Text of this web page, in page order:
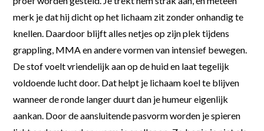
merk je dat hij dicht op het lichaam zit zonder onhandig te
knellen. Daardoor blijft alles netjes op zijn plek tijdens
grappling, MMA en andere vormen van intensief bewegen.
De stof voelt vriendelijk aan op de huid en laat tegelijk
voldoende lucht door. Dat helpt je lichaam koel te blijven
wanneer de ronde langer duurt dan je humeur eigenlijk
aankan. Door de aansluitende pasvorm worden je spieren